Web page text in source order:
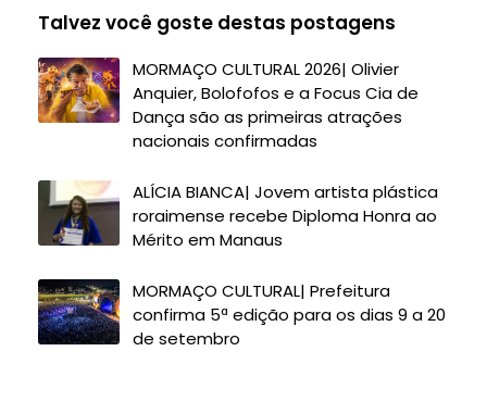
Talvez você goste destas postagens
MORMAÇO CULTURAL 2026| Olivier
Anquier, Bolofofos e a Focus Cia de
Dança são as primeiras atrações
nacionais confirmadas
ALÍCIA BIANCA| Jovem artista plástica
roraimense recebe Diploma Honra ao
Mérito em Manaus
MORMAÇO CULTURAL| Prefeitura
confirma 5ª edição para os dias 9 a 20
de setembro